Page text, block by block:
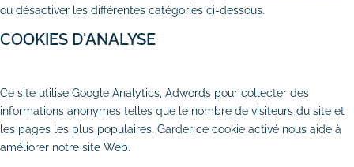
ou désactiver les différentes catégories ci-dessous.
COOKIES D'ANALYSE
Ce site utilise Google Analytics, Adwords pour collecter des
informations anonymes telles que le nombre de visiteurs du site et
les pages les plus populaires. Garder ce cookie activé nous aide à
améliorer notre site Web.
Création et refonte de site internet
# Création de site e-commerce
# Site internet TPE & PME